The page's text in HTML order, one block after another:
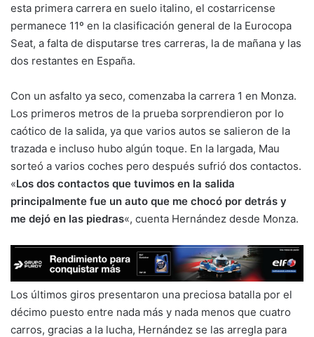
esta primera carrera en suelo italino, el costarricense
permanece 11º en la clasificación general de la Eurocopa
Seat, a falta de disputarse tres carreras, la de mañana y las
dos restantes en España.
Con un asfalto ya seco, comenzaba la carrera 1 en Monza.
Los primeros metros de la prueba sorprendieron por lo
caótico de la salida, ya que varios autos se salieron de la
trazada e incluso hubo algún toque. En la largada, Mau
sorteó a varios coches pero después sufrió dos contactos.
«Los dos contactos que tuvimos en la salida
principalmente fue un auto que me chocó por detrás y
me dejó en las piedras«, cuenta Hernández desde Monza.
Los últimos giros presentaron una preciosa batalla por el
décimo puesto entre nada más y nada menos que cuatro
carros, gracias a la lucha, Hernández se las arregla para